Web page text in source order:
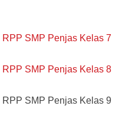
RPP SMP Penjas Kelas 7
RPP SMP Penjas Kelas 8
RPP SMP Penjas Kelas 9